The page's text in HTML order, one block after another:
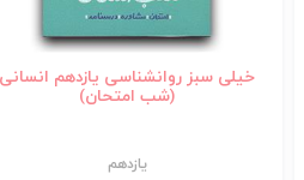
خیلی سبز روانشناسی یازدهم انسانی
(شب امتحان)
یازدهم